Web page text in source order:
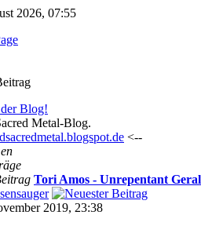
2026, 07:55
Blog!
Metal-Blog.
<--
Tori Amos - Unrepentant
2019, 23:38